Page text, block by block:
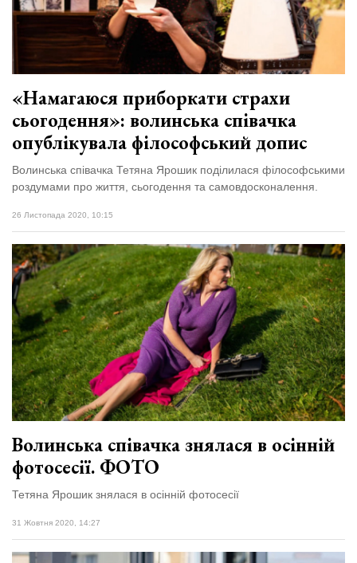
«Намагаюся приборкати страхи
сьогодення»: волинська співачка
опублікувала філософський допис
Волинська співачка Тетяна Ярошик поділилася філософськими
роздумами про життя, сьогодення та самовдосконалення.
26 Листопада 2020, 10:15
Волинська співачка знялася в осінній
фотосесії. ФОТО
Тетяна Ярошик знялася в осінній фотосесії
31 Жовтня 2020, 14:27